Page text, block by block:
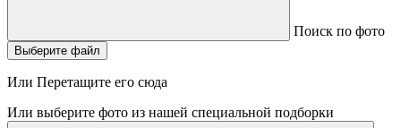
Поиск по фото
Выберите файл
Или Перетащите его сюда
Или выберите фото из нашей специальной подборки